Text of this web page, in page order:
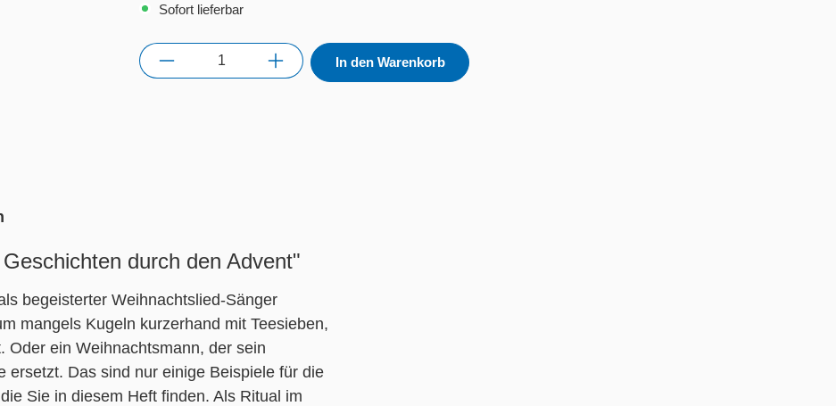
Sofort lieferbar
Anzahl In den Warenkorb
durch den Advent"
begeisterter Weihnachtslied-Sänger
mangels Kugeln kurzerhand mit Teesieben,
Oder ein Weihnachtsmann, der sein
ersetzt. Das sind nur einige Beispiele für die
Sie in diesem Heft finden. Als Ritual im